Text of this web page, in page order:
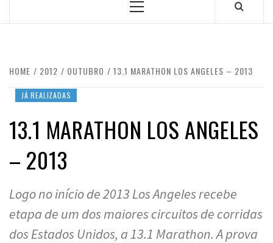
Primary
HOME 2012 OUTUBRO 13.1 MARATHON LOS ANGELES – 2013
JÁ REALIZADAS
13.1 MARATHON LOS ANGELES
– 2013
Logo no início de 2013 Los Angeles recebe
etapa de um dos maiores circuitos de corridas
dos Estados Unidos, a 13.1 Marathon. A prova